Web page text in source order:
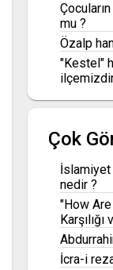
mu ?
Özalp
"Kestel"
Çok
nedir ?
"How
İcra-i